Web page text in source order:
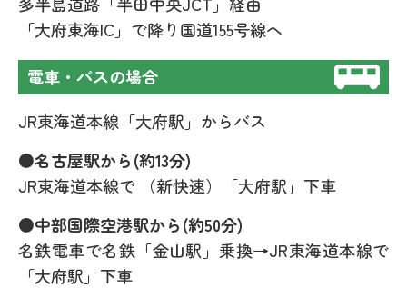
「大府東海IC」で降り国道155号線へ
電車・バスの場合
JR東海道本線「大府駅」からバス
●名古屋駅から(約13分)
JR東海道本線で （新快速）「大府駅」下車
●中部国際空港駅から(約50分)
名鉄電車で名鉄「金山駅」乗換→JR東海道本線で
「大府駅」下車